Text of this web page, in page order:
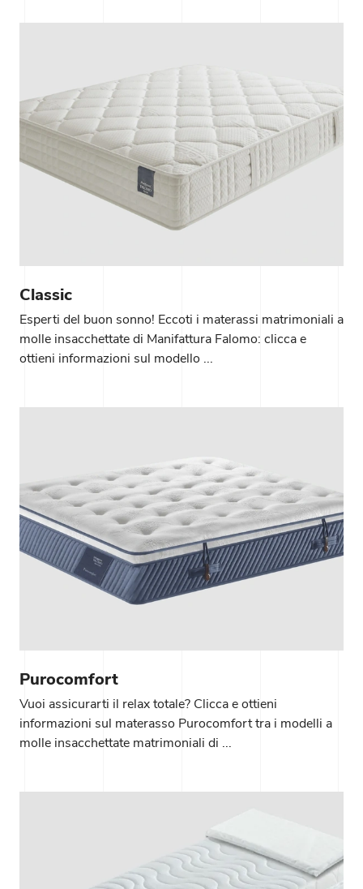
Classic
Esperti del buon sonno! Eccoti i materassi matrimoniali a
molle insacchettate di Manifattura Falomo: clicca e
ottieni informazioni sul modello ...
Purocomfort
Vuoi assicurarti il relax totale? Clicca e ottieni
informazioni sul materasso Purocomfort tra i modelli a
molle insacchettate matrimoniali di ...